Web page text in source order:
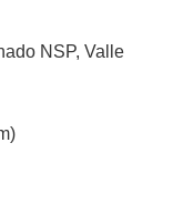
NSP, Valle